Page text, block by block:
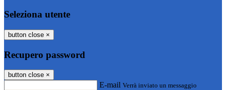
Seleziona utente
button close ×
Recupero password
button close ×
E-mail Verrà inviato un messaggio